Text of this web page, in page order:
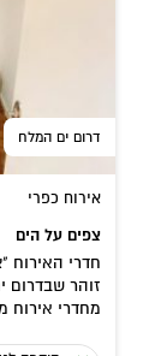
דרום ים המלח
אירוח כפרי
צפים על הים
חדרי האירוח
זוהר שבדרום
מחדרי אירוח